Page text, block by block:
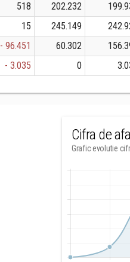
518 202.232
15 245.149
- 96.451 60.302
- 3.035 0
Cifra de
Grafic evolutie